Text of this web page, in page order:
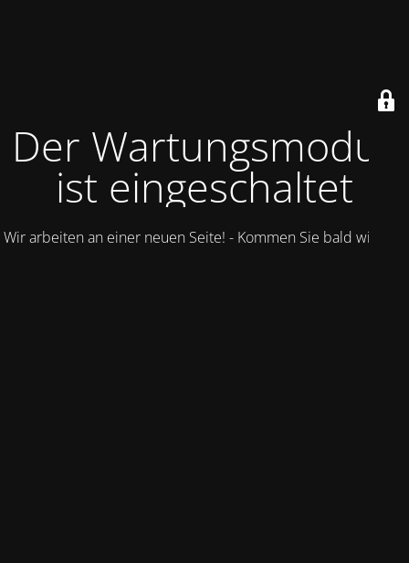
Der Wartungsmodus
ist eingeschaltet
Wir arbeiten an einer neuen Seite! - Kommen Sie bald wieder.